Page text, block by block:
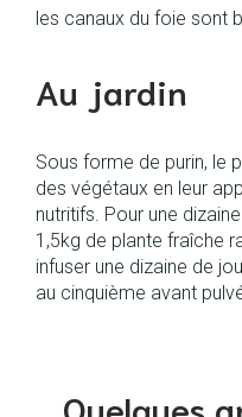
les canaux du foie sont
Au jardin
Sous forme de purin, le
des végétaux en leur
nutritifs. Pour une
1,5kg de plante fraîche
infuser une dizaine de
au cinquième avant
Quelques